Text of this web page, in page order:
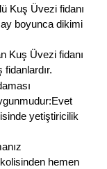
Kuş Üvezi fidanı
boyunca dikimi
Kuş Üvezi fidanı
yetiştiricilik
kolisinden hemen